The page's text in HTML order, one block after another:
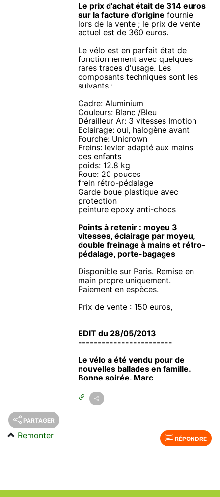
Le prix d'achat était de 314 euros
sur la facture d'origine fournie
lors de la vente ; le prix de vente
actuel est de 360 euros.
Le vélo est en parfait état de
fonctionnement avec quelques
rares traces d'usage. Les
composants techniques sont les
suivants :
Cadre: Aluminium
Couleurs: Blanc /Bleu
Dérailleur Ar: 3 vitesses Imotion
Eclairage: oui, halogène avant
Fourche: Unicrown
Freins: levier adapté aux mains
des enfants
poids: 12.8 kg
Roue: 20 pouces
frein rétro-pédalage
Garde boue plastique avec
protection
peinture epoxy anti-chocs
Points à retenir : moyeu 3
vitesses, éclairage par moyeu,
double freinage à mains et rétro-
pédalage, porte-bagages
Disponible sur Paris. Remise en
main propre uniquement.
Paiement en espèces.
Prix de vente : 150 euros,
EDIT du 28/05/2013
------------------------
Le vélo a été vendu pour de
nouvelles ballades en famille.
Bonne soirée. Marc
PARTAGER
RÉPONDRE
Remonter